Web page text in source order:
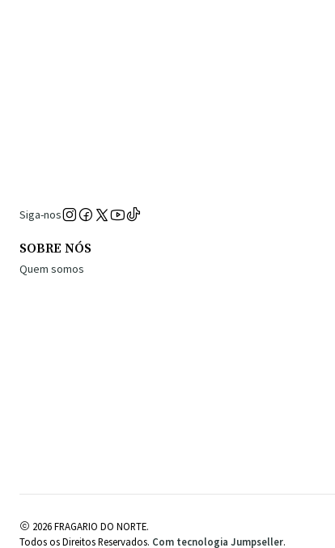
Siga-nos
SOBRE NÓS
Quem somos
2026 FRAGARIO DO NORTE.
Todos os Direitos Reservados. Com tecnologia Jumpseller.